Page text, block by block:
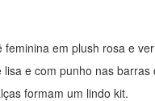
feminina em plush rosa e
lisa e com punho nas barras
formam um lindo kit.